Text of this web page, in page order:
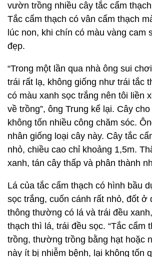
vườn trồng nhiều cây tắc cẩm
Tắc cẩm thạch có vân cẩm thạch
lúc non, khi chín có màu vàng cam
đẹp.
“Trong một lần qua nhà ông sui
trái rất lạ, không giống như trái tắc
có màu xanh sọc trắng nên tôi liền
về trồng”, ông Trung kể lại. Cây
không tốn nhiều công chăm sóc.
nhân giống loại cây này. Cây tắc
nhỏ, chiều cao chỉ khoảng 1,5m.
xanh, tán cây thấp và phân thành
Lá của tắc cẩm thạch có hình bầu
sọc trắng, cuốn cánh rất nhỏ, đốt ở
thông thường có lá và trái đều
thạch thì lá, trái đều sọc. “Tắc cẩm
trồng, thường trồng bằng hạt hoặc
này ít bị nhiễm bệnh, lại không tốn